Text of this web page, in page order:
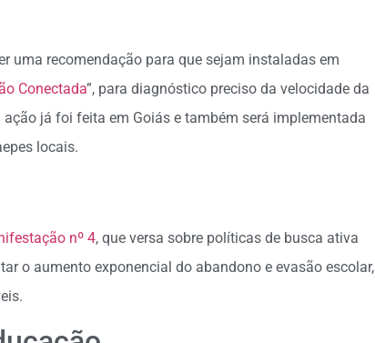
uma recomendação para que sejam instaladas em
Conectada”, para diagnóstico preciso da velocidade da
já foi feita em Goiás e também será implementada
locais.
nº 4, que versa sobre políticas de busca ativa
o aumento exponencial do abandono e evasão escolar,